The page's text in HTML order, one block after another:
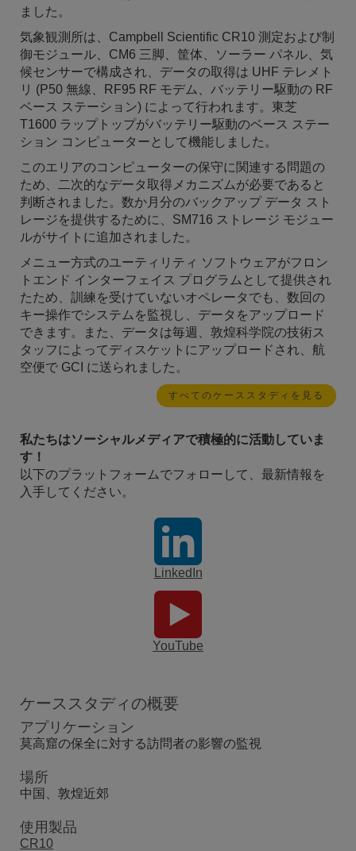
ました。
気象観測所は、Campbell Scientific CR10 測定および制
御モジュール、CM6 三脚、筐体、ソーラー パネル、気
候センサーで構成され、データの取得は UHF テレメト
リ (P50 無線、RF95 RF モデム、バッテリー駆動の RF
ベース ステーション) によって行われます。東芝
T1600 ラップトップがバッテリー駆動のベース ステー
ション コンピューターとして機能しました。
このエリアのコンピューターの保守に関連する問題の
ため、二次的なデータ取得メカニズムが必要であると
判断されました。数か月分のバックアップ データ スト
レージを提供するために、SM716 ストレージ モジュー
ルがサイトに追加されました。
メニュー方式のユーティリティ ソフトウェアがフロン
トエンド インターフェイス プログラムとして提供され
たため、訓練を受けていないオペレータでも、数回の
キー操作でシステムを監視し、データをアップロード
できます。また、データは毎週、敦煌科学院の技術ス
タッフによってディスケットにアップロードされ、航
空便で GCI に送られました。
すべてのケーススタディを見る
私たちはソーシャルメディアで積極的に活動していま
す！
以下のプラットフォームでフォローして、最新情報を
入手してください。
LinkedIn
YouTube
ケーススタディの概要
アプリケーション
莫高窟の保全に対する訪問者の影響の監視
場所
中国、敦煌近郊
使用製品
CR10